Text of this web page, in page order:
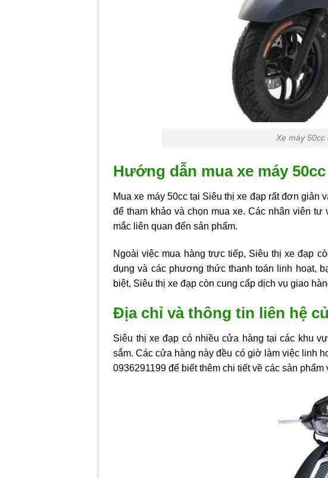
Xe máy
Hướng dẫn mua xe máy
Mua xe máy 50cc tại Siêu thị xe đạp rất đơn giản
để tham khảo và chọn mua xe. Các nhân viên
mắc liên quan đến sản phẩm.
Ngoài việc mua hàng trực tiếp, Siêu thị xe đạp
dụng và các phương thức thanh toán linh hoạt,
biệt, Siêu thị xe đạp còn cung cấp dịch vụ giao
Địa chỉ và thông tin liên hệ
Siêu thị xe đạp có nhiều cửa hàng tại các khu
sắm. Các cửa hàng này đều có giờ làm việc linh
0936291199 để biết thêm chi tiết về các sản